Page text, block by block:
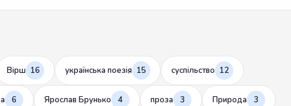
Вірш 16 українська поезія 15 суспільство 12
6 Ярослав Брунько 4 проза 3 Природа 3